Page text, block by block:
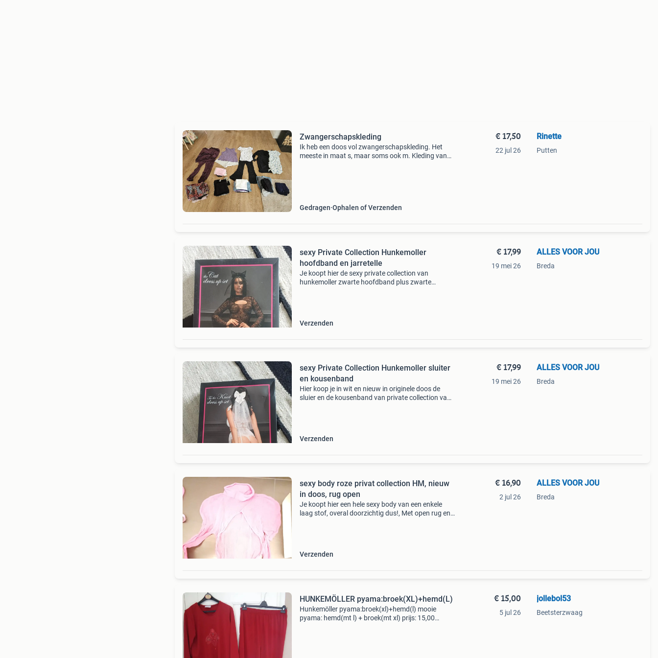
Zwangerschapskleding
Ik heb een doos vol zwangerschapskleding. Het
meeste in maat s, maar soms ook m. Kleding van
Gedragen Ophalen of Verzenden
€ 17,50
22 jul 26
Rinette
Putten
sexy Private Collection Hunkemoller
hoofdband en jarretelle
Je koopt hier de sexy private collection van
hunkemoller zwarte hoofdband plus zwarte
Verzenden
€ 17,99
19 mei 26
ALLES VOOR JOU
Breda
sexy Private Collection Hunkemoller sluiter
en kousenband
Hier koop je in wit en nieuw in originele doos de
sluier en de kousenband van private collection van
Verzenden
€ 17,99
19 mei 26
ALLES VOOR JOU
Breda
sexy body roze privat collection HM, nieuw
in doos, rug open
Je koopt hier een hele sexy body van een enkele
laag stof, overal doorzichtig dus!, Met open rug en
Verzenden
€ 16,90
2 jul 26
ALLES VOOR JOU
Breda
HUNKEMÖLLER pyama:broek(XL)+hemd(L)
Hunkemöller pyama:broek(xl)+hemd(l) mooie
pyama: hemd(mt l) + broek(mt xl) prijs: 15,00
€ 15,00
5 jul 26
jollebol53
Beetsterzwaag